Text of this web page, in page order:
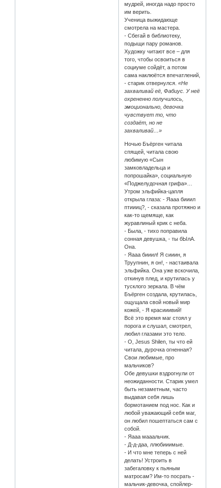
мудрей, иногда надо просто
им верить.
Ученица выжидающе
смотрела на мастера.
- Сбегай в библиотеку,
подыщи пару романов.
Художку читают все – для
того, чтобы освоиться в
социуме сойдёт, а потом
сама наклюётся впечатлений,
- старик отвернулся.«Не
захваливай её, Фабиус. У неё
охрененно получилось,
эмоционально, девочка
чувствует то, что
создаёт, но не
захваливай…»
Ночью Бъёрген читала
спящей, читала свою
любимую «Сын
замковладельца и
попрошайка», социальную
«Поджелудочная грифа»…
Утром эльфийка-цапля
открыла глаза: - Яааа бииил
птиииц?, - сказала протяжно и
как-то щемяще, как
журавлиный крик с неба.
- Была, - тихо поправила
сонная девушка, - ты бЫлА.
Она.
- Яааа бииил! Я сииин, я
Труупнин, я он!, - настаивала
эльфийка. Она уже вскочила,
откинув плед, и крутилась у
тусклого зеркала. В чём
Бъёрген создала, крутилась,
ощущала свой новый мир
кожей, - Я красииивий!
Всё это время маг стоял у
порога и слушал, смотрел,
любил глазами это тело.
- О, Jesus Shilen, ты что ей
читала, дурочка огненная?
Свои любимые, про
мальчиков?
Обе девушки вздрогнули от
неожиданности. Старик умел
быть незаметным, часто
выдавая себя лишь
бормотанием под нос. Как и
любой уважающий себя маг,
он любил пошептаться сам с
собой.
- Яааа мааальчик.
- Д-д-даа, ллюбииимые.
- И что мне теперь с ней
делать! Устроить в
забегаловку к пьяным
матросам? Им-то посрать -
мальчик-девочка, спойлер-